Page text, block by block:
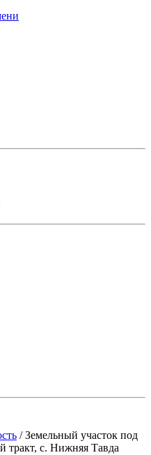
/ Земельный участок под
тракт, с. Нижняя Тавда